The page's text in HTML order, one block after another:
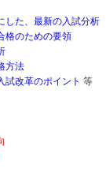
した、最新の入試分析
格のための要領
方法
試改革のポイント 等